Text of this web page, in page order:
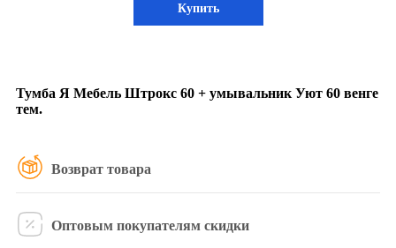
Купить
Тумба Я Мебель Штрокс 60 + умывальник Уют 60 венге
тем.
Возврат товара
Оптовым покупателям скидки